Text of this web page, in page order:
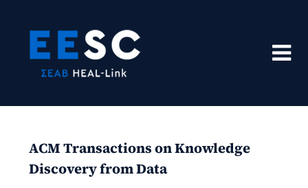
content
ACM Transactions on Knowledge
Discovery from Data